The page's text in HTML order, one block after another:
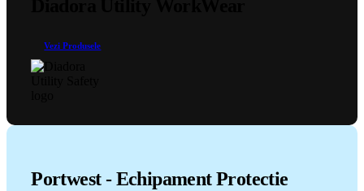
Vezi Produsele
Portwest - Echipament Protectie